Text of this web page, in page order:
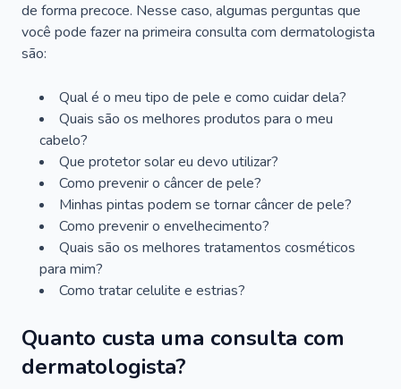
de forma precoce. Nesse caso, algumas perguntas que
você pode fazer na primeira consulta com dermatologista
são:
Qual é o meu tipo de pele e como cuidar dela?
Quais são os melhores produtos para o meu
cabelo?
Que protetor solar eu devo utilizar?
Como prevenir o câncer de pele?
Minhas pintas podem se tornar câncer de pele?
Como prevenir o envelhecimento?
Quais são os melhores tratamentos cosméticos
para mim?
Como tratar celulite e estrias?
Quanto custa uma consulta com
dermatologista?